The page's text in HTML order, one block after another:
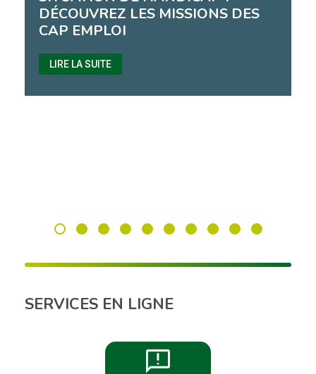
DÉCOUVREZ LES MISSIONS DES
CAP EMPLOI
LIRE LA SUITE
SERVICES EN LIGNE
sms_failed